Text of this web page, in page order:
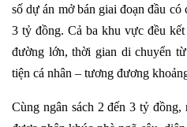
số dự án mở bán giai đoạn đầu có
3 tỷ đồng. Cả ba khu vực đều
đường lớn, thời gian di chuyển
tiện cá nhân – tương đương
Cùng ngân sách 2 đến 3 tỷ